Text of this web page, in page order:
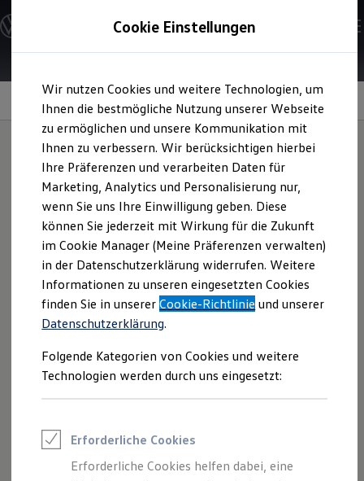
Hauptinhalt
springen
Footer
springen
Modelle und Konfigurator
Konfigurator
Modelle vergleichen
Elektroautos
ENERGY Sondermodelle
Nutzfahrzeuge
SUV und CUV
Familienautos
Kombis
Kompaktwagen
Sportwagen
Schnell verfügbare Fahrzeuge
Angebote und Produkte
Aktuelle Angebote
E-Auto-Förderung
Volkswagen Marktplatz
Die ENERGY Sondermodelle
Junge Gebrauchtwagen und Gebrauchtwagen
Volkswagen Zertifizierte Gebrauchtwagen
Elektromobilität bei Gebrauchtwagen
Saisonangebote
Reifenpakete
Leasing
Leasing-Angebote
Elektroauto Leasing
Kleinwagen-Leasing
Leasing ohne Anzahlung
Nachträglich freischaltbare Funktionen
Wie wär's mit einem
Upgrade?
Erweitern Sie die Ausstattung Ihres Volkswagen
Cookie Einstellungen
Wir nutzen Cookies und weitere Technologien, um
Ihnen die bestmögliche Nutzung unserer Webseite
zu ermöglichen und unsere Kommunikation mit
Ihnen zu verbessern. Wir berücksichtigen hierbei
Ihre Präferenzen und verarbeiten Daten für
Marketing, Analytics und Personalisierung nur,
wenn Sie uns Ihre Einwilligung geben. Diese
können Sie jederzeit mit Wirkung für die Zukunft
im Cookie Manager (Meine Präferenzen verwalten)
in der Datenschutzerklärung widerrufen. Weitere
Informationen zu unseren eingesetzten Cookies
finden Sie in unsererCookie-Richtlinie und unserer
Datenschutzerklärung.
Folgende Kategorien von Cookies und weitere
Technologien werden durch uns eingesetzt:
Erforderliche Cookies
Erforderliche Cookies helfen dabei, eine